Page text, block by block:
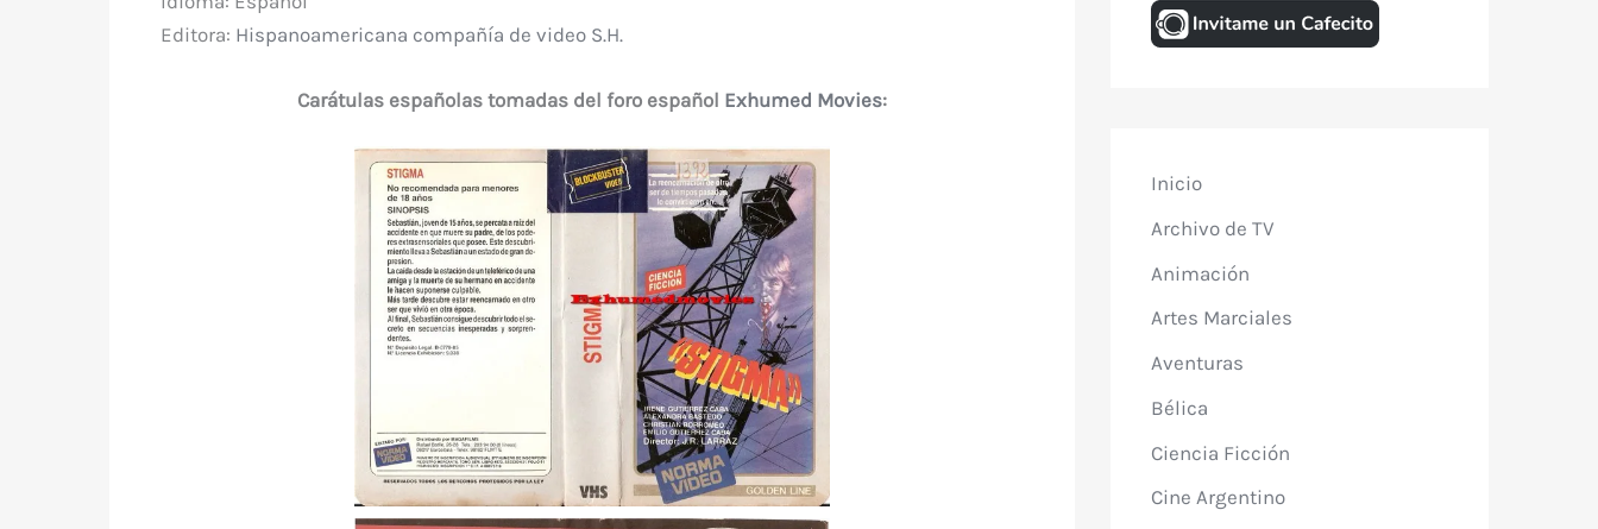
Editora: Hispanoamericana compañía de video S.H.
Carátulas españolas tomadas del foro español Exhumed Movies:
Inicio
Archivo de TV
Animación
Artes Marciales
Aventuras
Bélica
Ciencia Ficción
Cine Argentino